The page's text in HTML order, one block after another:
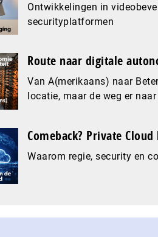
Ontwikkelingen in
securityplatformen
Route naar digitale
Van A(merikaans) naar
locatie, maar de weg er naar
Comeback? Private
Waarom regie, security en